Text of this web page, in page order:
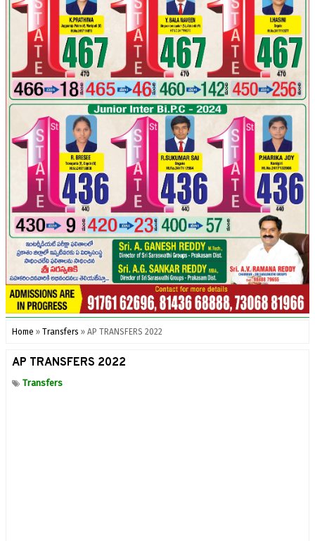
Home » Transfers » AP TRANSFERS 2022
AP TRANSFERS 2022
Transfers